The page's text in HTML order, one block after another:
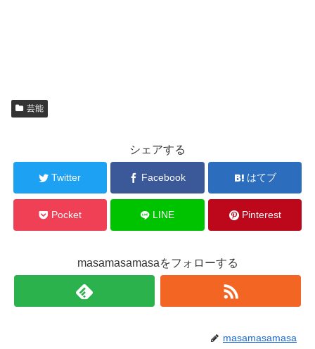
芸能
シェアする
Twitter Facebook はてブ
Pocket LINE Pinterest
masamasamasaをフォローする
masamasamasa